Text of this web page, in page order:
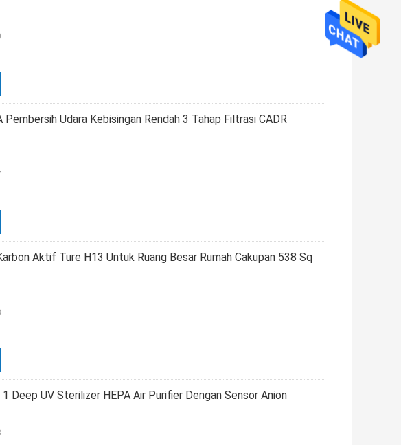
Pembersih Udara Kebisingan Rendah 3 Tahap Filtrasi CADR
Aktif Ture H13 Untuk Ruang Besar Rumah Cakupan 538 Sq
Deep UV Sterilizer HEPA Air Purifier Dengan Sensor Anion